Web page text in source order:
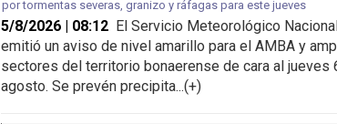
5/8/2026 | 08:12 El Servicio Meteorológico
emitió un aviso de nivel amarillo para el AMBA y
sectores del territorio bonaerense de cara al jueves
agosto. Se prevén precipita...(+)